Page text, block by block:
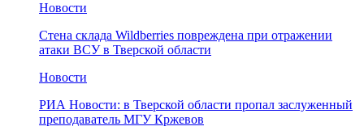
Новости
Стена склада Wildberries повреждена при отражении
атаки ВСУ в Тверской области
Новости
РИА Новости: в Тверской области пропал заслуженный
преподаватель МГУ Кржевов